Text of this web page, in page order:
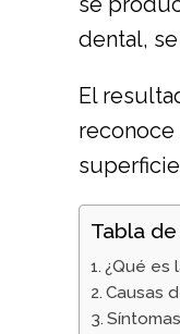
dental,
El
reconoce
Tabla
¿Qué es
Causas